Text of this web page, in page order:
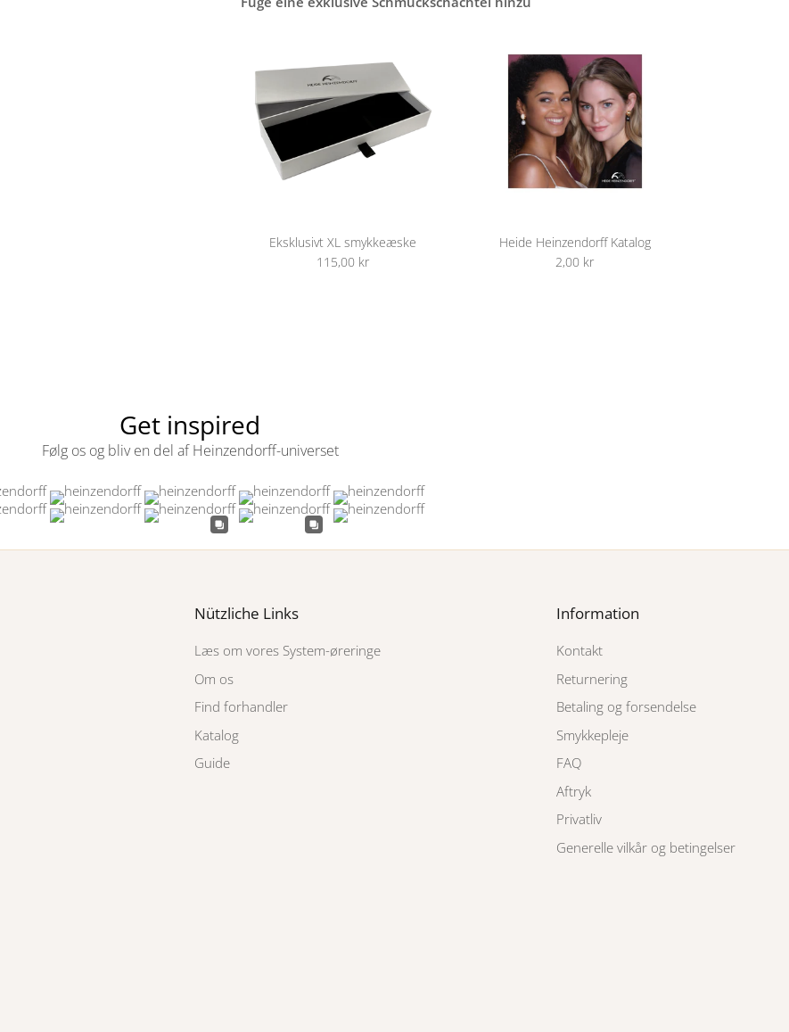
Eksklusivt XL smykkeæske
115,00 kr
Heide Heinzendorff Katalog
2,00 kr
Get inspired
Følg os og bliv en del af Heinzendorff-universet
Nützliche Links
Læs om vores System-øreringe
Om os
Find forhandler
Katalog
Guide
Information
Kontakt
Returnering
Betaling og forsendelse
Smykkepleje
FAQ
Aftryk
Privatliv
Generelle vilkår og betingelser